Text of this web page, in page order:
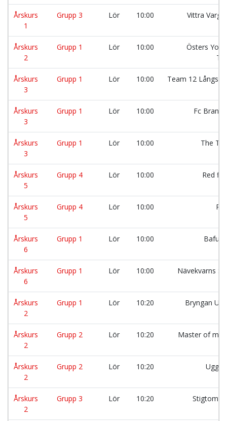
Årskurs
1
Grupp 3 Lör 10:00 Vittra
Årskurs
2
Grupp 1 Lör 10:00
Östers
Årskurs
3
Grupp 1 Lör 10:00 Team 12
Årskurs
3
Grupp 1 Lör 10:00 Fc
Årskurs
3
Grupp 1 Lör 10:00 The
Årskurs
5
Grupp 4 Lör 10:00 Red
Årskurs
5
Grupp 4 Lör 10:00
Årskurs
6
Grupp 1 Lör 10:00
Årskurs
6
Grupp 1 Lör 10:00 Nävekvarns
Årskurs
2
Grupp 1 Lör 10:20 Bryngan
Årskurs
2
Grupp 2 Lör 10:20 Master of
Årskurs
2
Grupp 2 Lör 10:20
Årskurs
2
Grupp 3 Lör 10:20